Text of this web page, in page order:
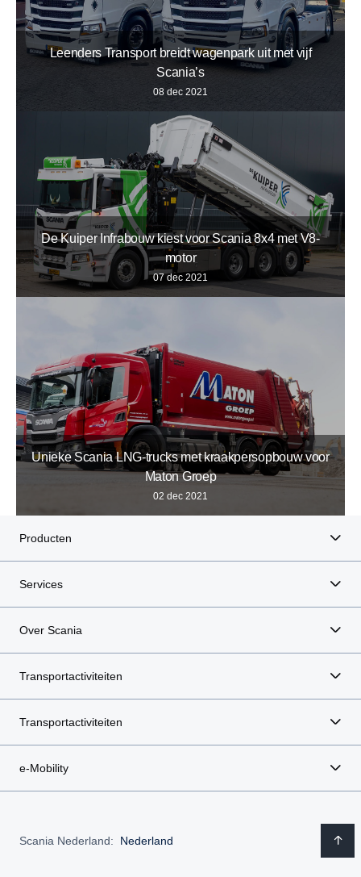
Leenders Transport breidt wagenpark uit met vijf
Scania’s
08 dec 2021
De Kuiper Infrabouw kiest voor Scania 8x4 met V8-
motor
07 dec 2021
Unieke Scania LNG-trucks met kraakpersopbouw voor
Maton Groep
02 dec 2021
Producten
Services
Over Scania
Transportactiviteiten
Transportactiviteiten
e-Mobility
Scania Nederland: Nederland